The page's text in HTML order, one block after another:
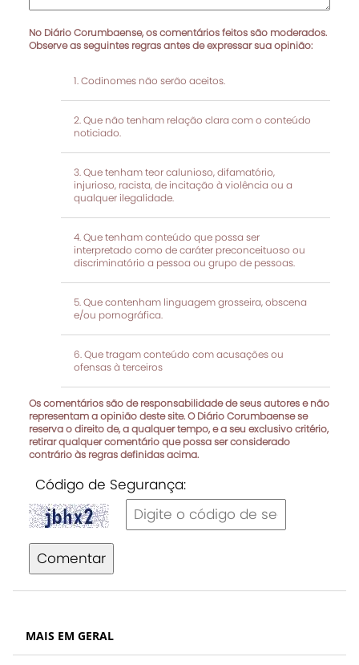
No Diário Corumbaense, os comentários feitos são moderados.
Observe as seguintes regras antes de expressar sua opinião:
Codinomes não serão aceitos.
Que não tenham relação clara com o conteúdo
noticiado.
Que tenham teor calunioso, difamatório,
injurioso, racista, de incitação à violência ou a
qualquer ilegalidade.
Que tenham conteúdo que possa ser
interpretado como de caráter preconceituoso ou
discriminatório a pessoa ou grupo de pessoas.
Que contenham linguagem grosseira, obscena
e/ou pornográfica.
Que tragam conteúdo com acusações ou
ofensas à terceiros
Os comentários são de responsabilidade de seus autores e não
representam a opinião deste site. O Diário Corumbaense se
reserva o direito de, a qualquer tempo, e a seu exclusivo critério,
retirar qualquer comentário que possa ser considerado
contrário às regras definidas acima.
Código de Segurança:
Comentar
MAIS EM GERAL